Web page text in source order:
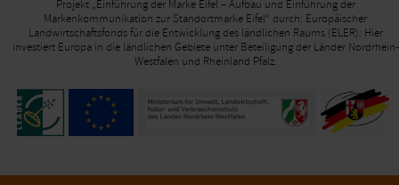
Projekt „Einführung der Marke Eifel – Aufbau und Einführung der
Markenkommunikation zur Standortmarke Eifel“ durch: Europäischer
Landwirtschaftsfonds für die Entwicklung des ländlichen Raums (ELER): Hier
investiert Europa in die ländlichen Gebiete unter Beteiligung der Länder Nordrhein-
Westfalen und Rheinland Pfalz.